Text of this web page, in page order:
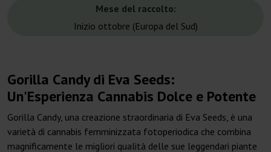
Mese del raccolto:
Inizio ottobre (Europa del Sud)
Gorilla Candy di Eva Seeds:
Un'Esperienza Cannabis Dolce e Potente
Gorilla Candy, una creazione straordinaria di Eva Seeds, è una
varietà di cannabis femminizzata fotoperiodica che combina
magnificamente le migliori qualità delle sue leggendari piante